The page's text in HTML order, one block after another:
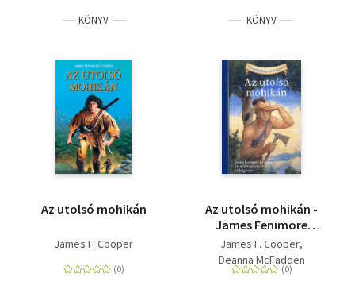
KÖNYV
Az utolsó mohikán
James F. Cooper
KÖNYV
Az utolsó mohikán -
James Fenimore
Cooper eredeti
regényének
átdolgozása
James F. Cooper
Deanna McFadden